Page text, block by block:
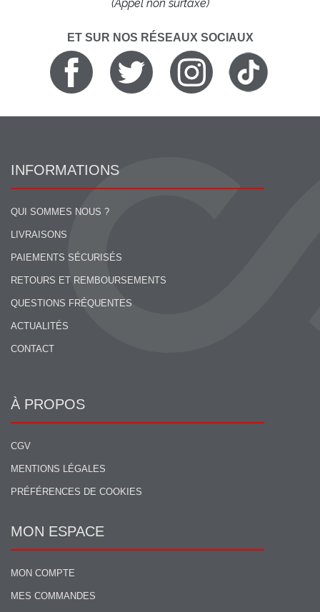
(Appel non surtaxé)
ET SUR NOS RÉSEAUX SOCIAUX
INFORMATIONS
QUI SOMMES NOUS ?
LIVRAISONS
PAIEMENTS SÉCURISÉS
RETOURS ET REMBOURSEMENTS
QUESTIONS FRÉQUENTES
ACTUALITÉS
CONTACT
À PROPOS
CGV
MENTIONS LÉGALES
PRÉFÉRENCES DE COOKIES
MON ESPACE
MON COMPTE
MES COMMANDES